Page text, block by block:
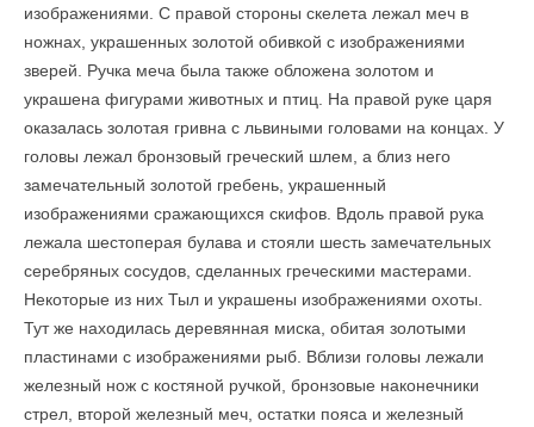
изображениями. С правой стороны скелета лежал меч в
ножнах, украшенных золотой обивкой с изображениями
зверей. Ручка меча была также обложена золотом и
украшена фигурами животных и птиц. На правой руке царя
оказалась золотая гривна с львиными головами на концах. У
головы лежал бронзовый греческий шлем, а близ него
замечательный золотой гребень, украшенный
изображениями сражающихся скифов. Вдоль правой рука
лежала шестоперая булава и стояли шесть замечательных
серебряных сосудов, сделанных греческими мастерами.
Некоторые из них Тыл и украшены изображениями охоты.
Тут же находилась деревянная миска, обитая золотыми
пластинами с изображениями рыб. Вблизи головы лежали
железный нож с костяной ручкой, бронзовые наконечники
стрел, второй железный меч, остатки пояса и железный